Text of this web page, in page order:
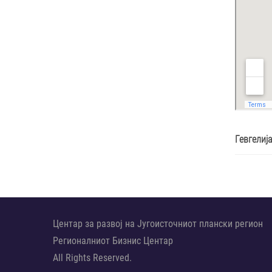
Гевгелија
Центар за развој на Југоисточниот плански регион
Регионалниот Бизнис Центар
All Rights Reserved.